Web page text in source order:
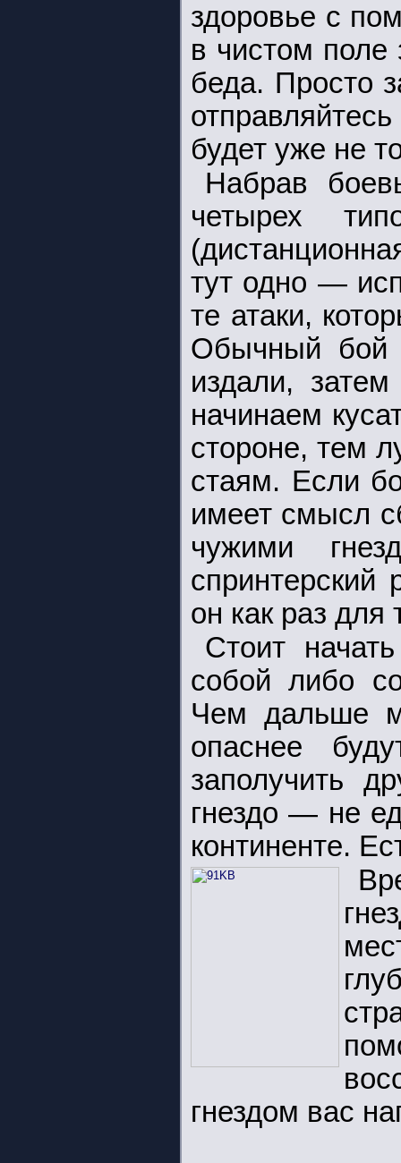
здоровье с
в чистом
беда. Просто
будет уже не
Набрав
четырех
тут одно —
те атаки,
Обычный бой
издали,
начинаем
стороне, тем
стаям. Если
имеет смысл
чужими
спринтерский
он как раз для
Стоит
собой либо
Чем дальше
опаснее
заполучить
гнездо — не
континенте.
гнездом вас